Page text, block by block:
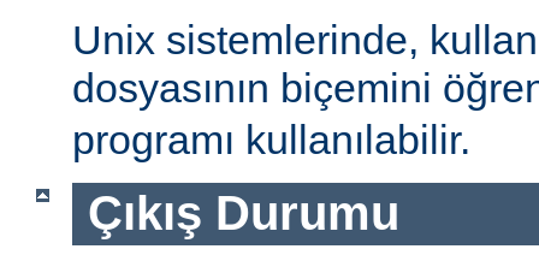
Unix sistemlerinde,
dosyasının biçemini
programı kullanılabilir.
Çıkış Durumu